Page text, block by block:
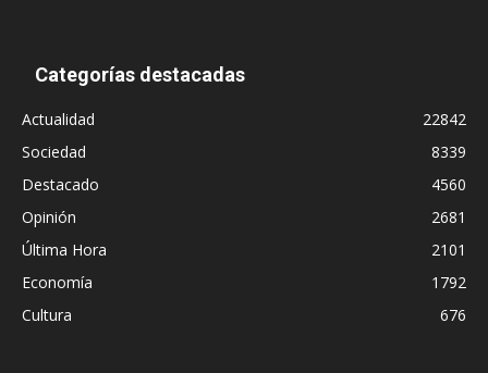
Categorías destacadas
Actualidad
22842
Sociedad
8339
Destacado
4560
Opinión
2681
Última Hora
2101
Economía
1792
Cultura
676